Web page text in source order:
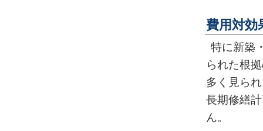
費用対効
特に新築
られた根
多く見ら
長期修繕
ん。